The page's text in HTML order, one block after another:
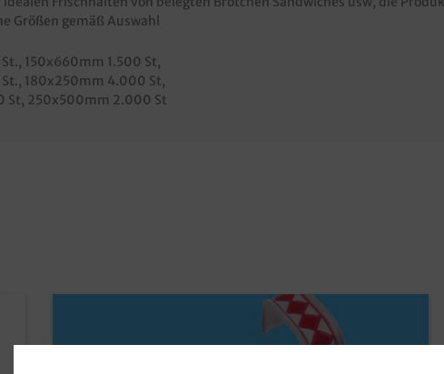
Größen gemäß Auswahl
, 150x660mm 1.500 St
, 180x250mm 4.000 St
St , 250x500mm 2.000 St